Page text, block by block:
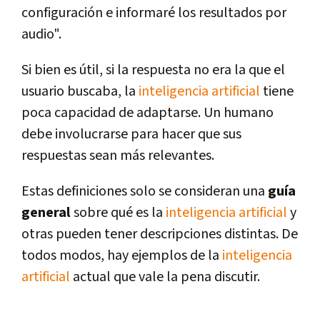
configuración e informaré los resultados por
audio".
Si bien es útil, si la respuesta no era la que el
usuario buscaba, la inteligencia artificial tiene
poca capacidad de adaptarse. Un humano
debe involucrarse para hacer que sus
respuestas sean más relevantes.
Estas definiciones solo se consideran una guía
generalsobre qué es la inteligencia artificialy
otras pueden tener descripciones distintas. De
todos modos, hay ejemplos de la inteligencia
artificial actual que vale la pena discutir.